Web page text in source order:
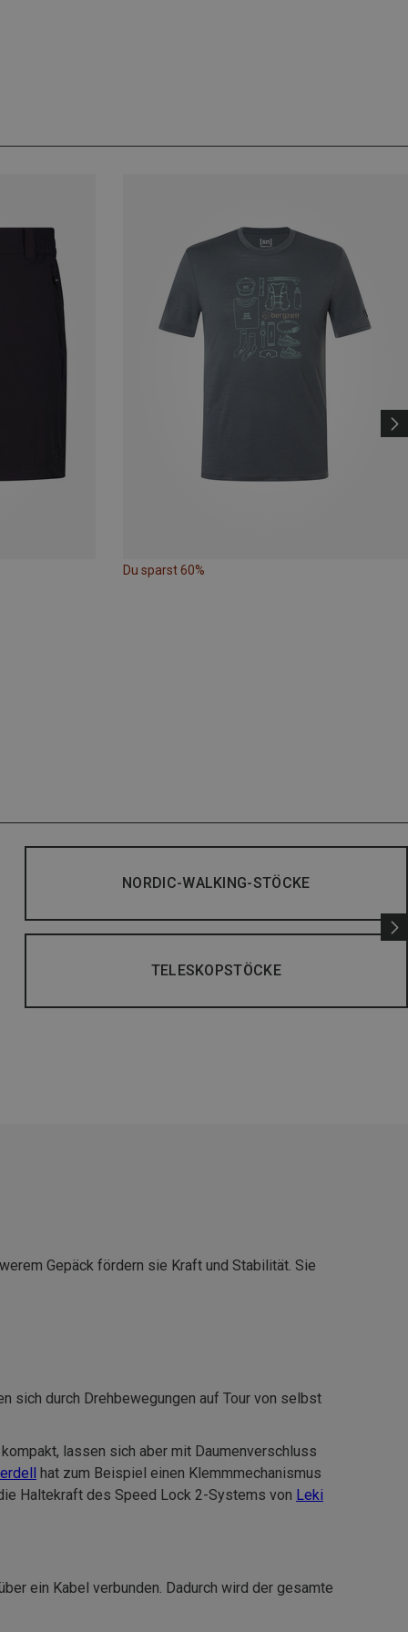
Du sparst 60%
NORDIC-WALKING-STÖCKE
TELESKOPSTÖCKE
Gepäck fördern sie Kraft und Stabilität. Sie
sich durch Drehbewegungen auf Tour von selbst
lassen sich aber mit Daumenverschluss
hat zum Beispiel einen Klemmmechanismus
Haltekraft des Speed Lock 2-Systems von Leki
ein Kabel verbunden. Dadurch wird der gesamte